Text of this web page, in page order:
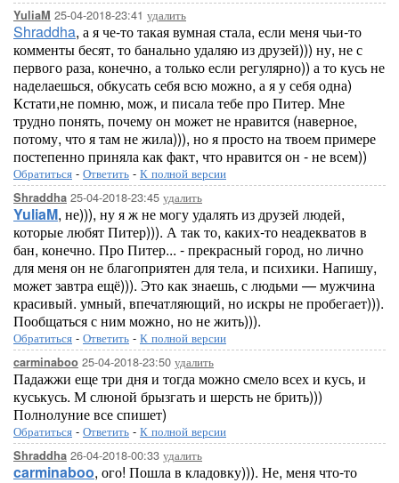
YuliaM 25-04-2018-23:41 удалить
Shraddha, а я че-то такая вумная стала, если меня чьи-то
комменты бесят, то банально удаляю из друзей))) ну, не с
первого раза, конечно, а только если регулярно)) а то кусь не
наделаешься, обкусать себя всю можно, а я у себя одна)
Кстати,не помню, мож, и писала тебе про Питер. Мне
трудно понять, почему он может не нравится (наверное,
потому, что я там не жила))), но я просто на твоем примере
постепенно приняла как факт, что нравится он - не всем))
Обратиться - Ответить - К полной версии
Shraddha 25-04-2018-23:45 удалить
YuliaM, не))), ну я ж не могу удалять из друзей людей,
которые любят Питер))). А так то, каких-то неадекватов в
бан, конечно. Про Питер... - прекрасный город, но лично
для меня он не благоприятен для тела, и психики. Напишу,
может завтра ещё))). Это как знаешь, с людьми — мужчина
красивый. умный, впечатляющий, но искры не пробегает))).
Пообщаться с ним можно, но не жить))).
Обратиться - Ответить - К полной версии
carminaboo 25-04-2018-23:50 удалить
Падажжи еще три дня и тогда можно смело всех и кусь, и
куськусь. М слюной брызгать и шерсть не брить)))
Полнолуние все спишет)
Обратиться - Ответить - К полной версии
Shraddha 26-04-2018-00:33 удалить
carminaboo, ого! Пошла в кладовку))). Не, меня что-то